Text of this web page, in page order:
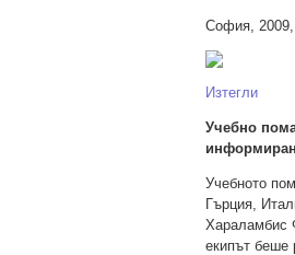
София, 2009,
Изтегли
Учебно
Учебното
Гърция,
Хараламбис
екипът беше